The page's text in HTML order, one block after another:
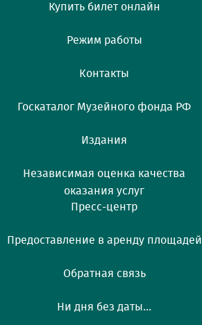
Купить билет онлайн
Режим работы
Контакты
Госкаталог Музейного фонда РФ
Издания
Независимая оценка качества
оказания услуг
Пресс-центр
Предоставление в аренду площадей
Обратная связь
Ни дня без даты...